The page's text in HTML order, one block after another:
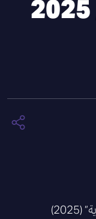
يستلهم محمد فارع عمله “أيقونات نجدية” (2025)